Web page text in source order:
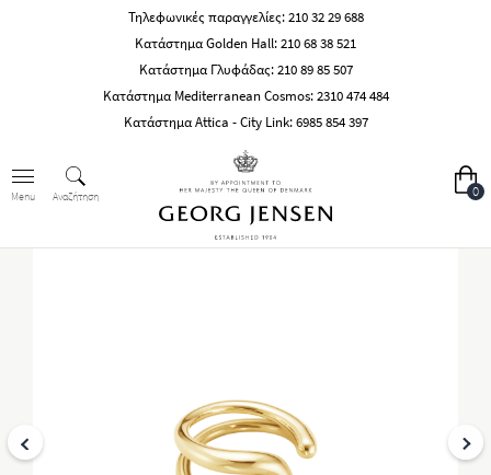
Τηλεφωνικές παραγγελίες:210 32 29 688
Κατάστημα Golden Hall:210 68 38 521
Κατάστημα Γλυφάδας:210 89 85 507
Κατάστημα Mediterranean Cosmos:2310 474 484
Κατάστημα Attica - City Link:6985 854 397
Menu Αναζήτηση 0